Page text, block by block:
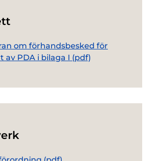
om förhandsbesked för
av PDA i bilaga I (pdf)